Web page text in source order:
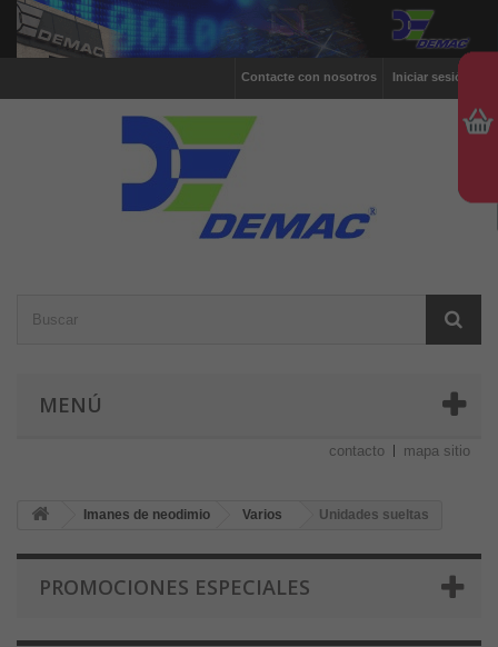
Iniciar sesión
Contacte con nosotros
MENÚ
contacto mapa sitio
Imanes de neodimio Varios Unidades sueltas
PROMOCIONES ESPECIALES